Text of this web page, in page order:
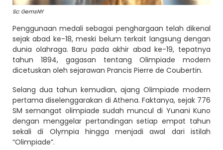
Sc: GemsNY
Penggunaan medali sebagai penghargaan telah dikenal
sejak abad ke-18, meski belum terkait langsung dengan
dunia olahraga. Baru pada akhir abad ke-19, tepatnya
tahun 1894, gagasan tentang Olimpiade modern
dicetuskan oleh sejarawan Prancis Pierre de Coubertin.
Selang dua tahun kemudian, ajang Olimpiade modern
pertama diselenggarakan di Athena. Faktanya, sejak 776
SM semangat olimpiade sudah muncul di Yunani Kuno
dengan menggelar pertandingan setiap empat tahun
sekali di Olympia hingga menjadi awal dari istilah
“Olimpiade”.